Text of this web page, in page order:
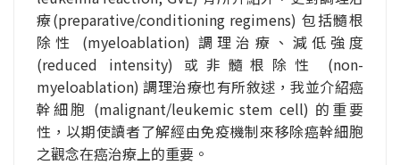
療(preparative/conditioning regimens) 包括髓根
除性 (myeloablation) 調理治療、減低強度
(reduced intensity) 或非髓根除性 (non-
myeloablation) 調理治療也有所敘逑，我並介紹癌
幹細胞 (malignant/leukemic stem cell) 的重要
性，以期使讀者了解經由免疫機制來移除癌幹細胞
之觀念在癌治療上的重要。